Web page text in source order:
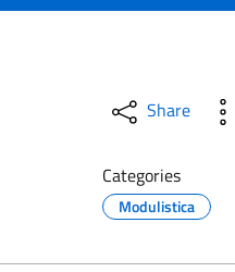
Carmiano
Share
Categories
Modulistica